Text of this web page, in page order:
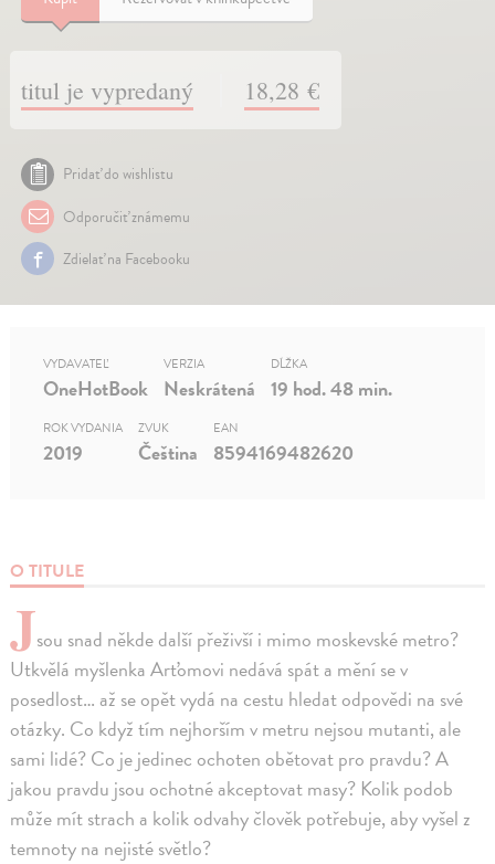
titul je vypredaný 18,28 €
Pridať do wishlistu
Odporučiť známemu
Zdielať na Facebooku
O TITULE
Jsou snad někde další přeživší i mimo moskevské metro?
Utkvělá myšlenka Arťomovi nedává spát a mění se v
posedlost… až se opět vydá na cestu hledat odpovědi na své
otázky. Co když tím nejhorším v metru nejsou mutanti, ale
sami lidé? Co je jedinec ochoten obětovat pro pravdu? A
jakou pravdu jsou ochotné akceptovat masy? Kolik podob
může mít strach a kolik odvahy člověk potřebuje, aby vyšel z
temnoty na nejisté světlo?
VYDAVATEĽ
OneHotBook
VERZIA
Neskrátená
DĹŽKA
19 hod. 48 min.
ROK VYDANIA
2019
ZVUK
Čeština
EAN
8594169482620